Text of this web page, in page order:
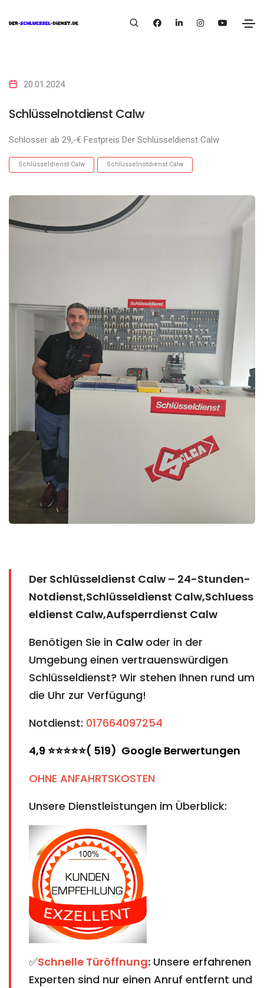
20.01.2024
Schlüsselnotdienst Calw
Schlosser ab 29,-€ Festpreis Der Schlüsseldienst Calw
Schlüsseldienst Calw Schlüsselnotdienst Calw
Der Schlüsseldienst Calw – 24-Stunden-
Notdienst,Schlüsseldienst Calw,Schluess
eldienst Calw,Aufsperrdienst Calw
Benötigen Sie in Calw oder in der
Umgebung einen vertrauenswürdigen
Schlüsseldienst? Wir stehen Ihnen rund um
die Uhr zur Verfügung!
Notdienst: 017664097254
4,9 ⭐⭐⭐⭐⭐( 519) Google Berwertungen
OHNE ANFAHRTSKOSTEN
Unsere Dienstleistungen im Überblick:
✅Schnelle Türöffnung: Unsere erfahrenen
Experten sind nur einen Anruf entfernt und